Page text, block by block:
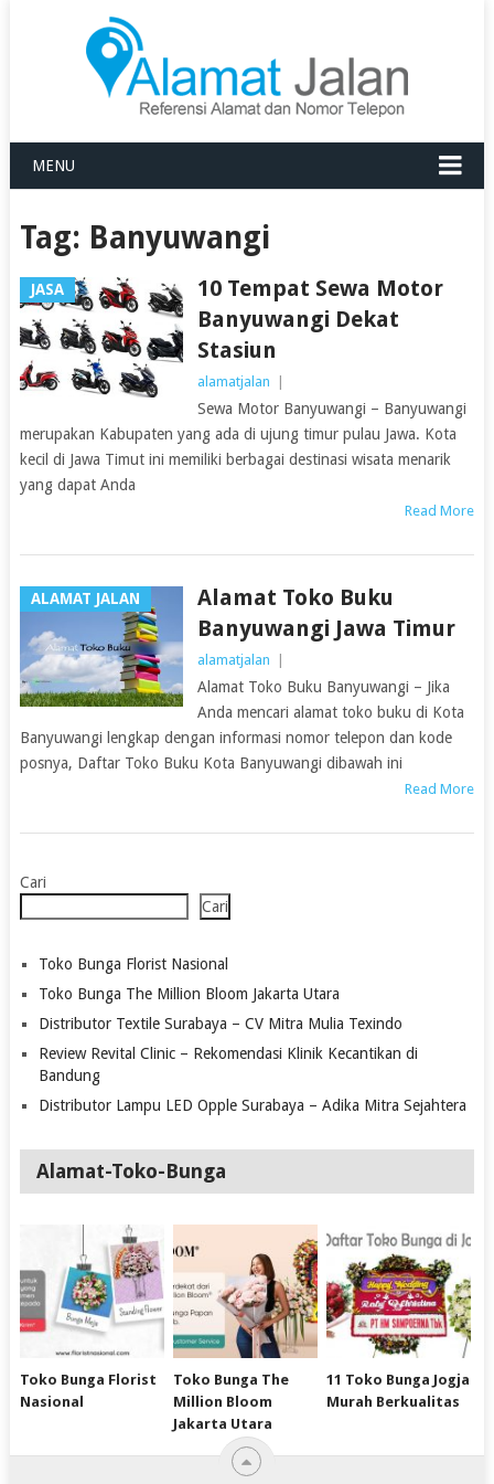
MENU
Tag: Banyuwangi
JASA
10 Tempat Sewa Motor
Banyuwangi Dekat
Stasiun
alamatjalan
Sewa Motor Banyuwangi – Banyuwangi
merupakan Kabupaten yang ada di ujung timur pulau Jawa. Kota
kecil di Jawa Timut ini memiliki berbagai destinasi wisata menarik
yang dapat Anda
Read More
ALAMAT JALAN
Alamat Toko Buku
Banyuwangi Jawa Timur
alamatjalan
Alamat Toko Buku Banyuwangi – Jika
Anda mencari alamat toko buku di Kota
Banyuwangi lengkap dengan informasi nomor telepon dan kode
posnya, Daftar Toko Buku Kota Banyuwangi dibawah ini
Read More
Cari
Cari
Toko Bunga Florist Nasional
Toko Bunga The Million Bloom Jakarta Utara
Distributor Textile Surabaya – CV Mitra Mulia Texindo
Review Revital Clinic – Rekomendasi Klinik Kecantikan di
Bandung
Distributor Lampu LED Opple Surabaya – Adika Mitra Sejahtera
Alamat-Toko-Bunga
Toko Bunga Florist
Nasional
Toko Bunga The
Million Bloom
Jakarta Utara
11 Toko Bunga Jogja
Murah Berkualitas